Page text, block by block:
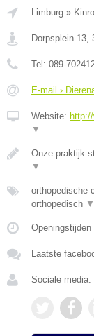
Limburg »
Dorpsplein 13,
Tel: 089-
E-mail ›
Website:
▼
Onze praktijk
▼
orthopedische
orthopedisch ▼
Openingstijden
Laatste
Sociale media: